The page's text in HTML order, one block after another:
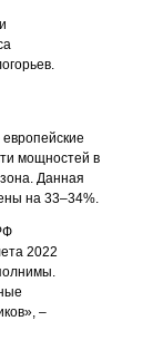
мощностей в
Данная
на 33–34%.
2022
–